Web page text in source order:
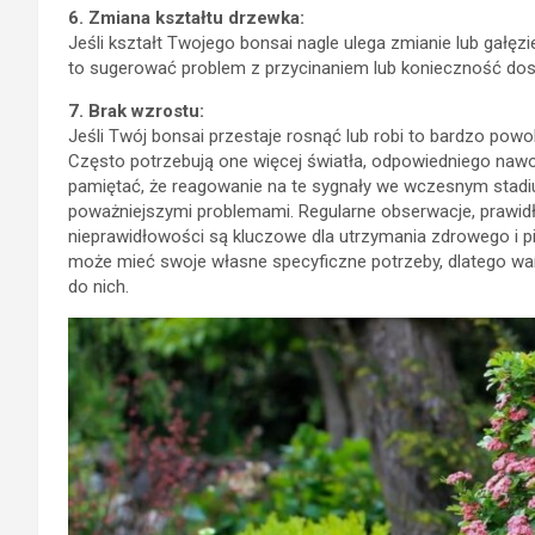
6. Zmiana kształtu drzewka:
Jeśli kształt Twojego bonsai nagle ulega zmianie lub
to sugerować problem z przycinaniem lub konieczność
7. Brak wzrostu:
Jeśli Twój bonsai przestaje rosnąć lub robi to bardzo
Często potrzebują one więcej światła, odpowiedniego
pamiętać, że reagowanie na te sygnały we wczesnym
poważniejszymi problemami. Regularne obserwacje,
nieprawidłowości są kluczowe dla utrzymania zdrowego i
może mieć swoje własne specyficzne potrzeby, dlatego
do nich.